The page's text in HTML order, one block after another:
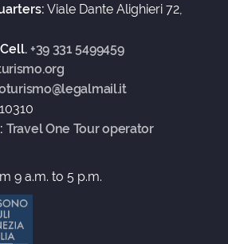
Viale Dante Alighieri 72,
Cell. +39 331 5499459
Travel One Tour operator
9 a.m. to 5 p.m.